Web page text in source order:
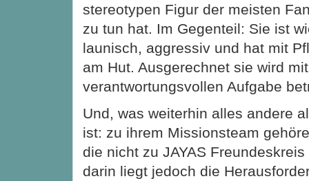
stereotypen Figur der meisten
zu tun hat. Im Gegenteil: Sie ist
launisch, aggressiv und hat mit
am Hut. Ausgerechnet sie wird
verantwortungsvollen Aufgabe
Und, was weiterhin alles andere
ist: zu ihrem Missionsteam
die nicht zu JAYAS
darin liegt jedoch die